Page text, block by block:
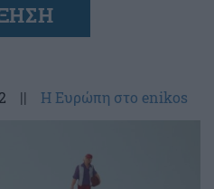
|| Η Ευρώπη στο enikos